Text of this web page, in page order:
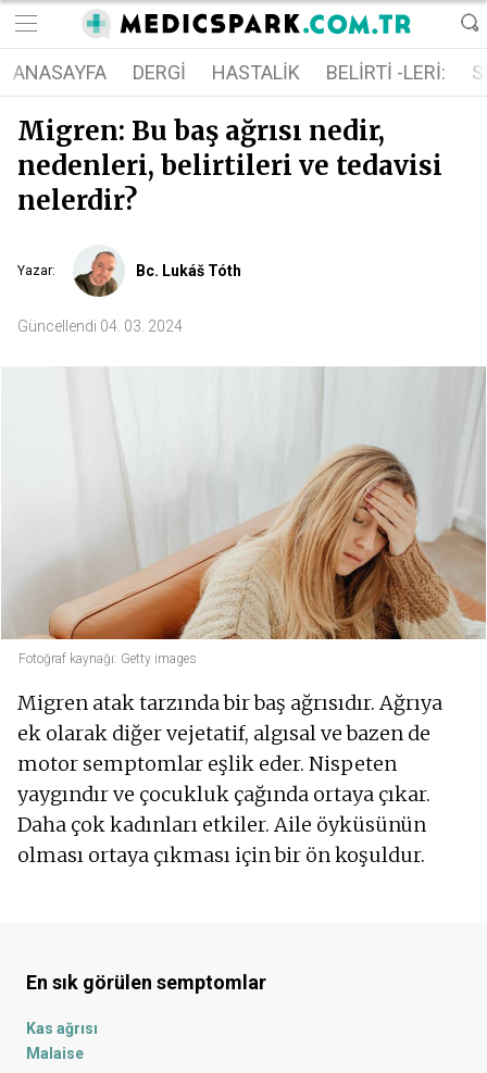
ANASAYFA DERGI HASTALIK BELIRTI -LERI:
Migren: Bu baş ağrısı nedir,
nedenleri, belirtileri ve tedavisi
nelerdir?
Yazar: Bc. Lukáš Tóth
Güncellendi 04. 03. 2024
Fotoğraf kaynağı: Getty images
Migren atak tarzında bir baş ağrısıdır. Ağrıya
ek olarak diğer vejetatif, algısal ve bazen de
motor semptomlar eşlik eder. Nispeten
yaygındır ve çocukluk çağında ortaya çıkar.
Daha çok kadınları etkiler. Aile öyküsünün
olması ortaya çıkması için bir ön koşuldur.
En sık görülen semptomlar
Kas ağrısı
Malaise